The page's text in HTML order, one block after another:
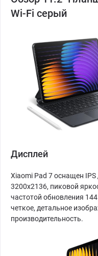
Wi-Fi серый
Дисплей
Xiaomi Pad 7 оснащен
3200x2136, пиковой
частотой обновления
четкое, детальное
производительность.